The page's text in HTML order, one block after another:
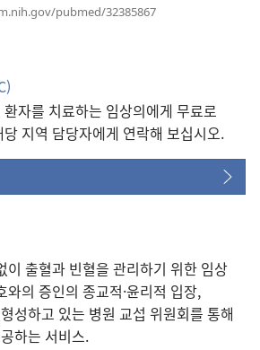
pubmed/32385867
자를 치료하는 임상의에게 무료로
지역 담당자에게 연락해 보십시오.
이 출혈과 빈혈을 관리하기 위한 임상
와의 증인의 종교적·윤리적 입장,
성하고 있는 병원 교섭 위원회를 통해
하는 서비스.